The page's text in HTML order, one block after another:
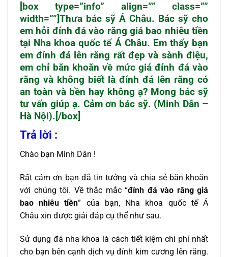
[box type=”info” align=”” class=””
width=””]Thưa bác sỹ Á Châu. Bác sỹ cho
em hỏi đính đá vào răng giá bao nhiêu tiền
tại Nha khoa quốc tế Á Châu. Em thấy bạn
em đính đá lên răng rất đẹp và sành điệu,
em chỉ băn khoăn về mức giá đính đá vào
răng và không biết là đính đá lên răng có
an toàn và bền hay không ạ? Mong bác sỹ
tư vấn giúp ạ. Cảm ơn bác sỹ. (Minh Dân –
Hà Nội).[/box]
Trả lời :
Chào bạn Minh Dân !
Rất cảm ơn bạn đã tin tưởng và chia sẻ băn khoăn
với chúng tôi. Về thắc mắc “đính đá vào răng giá
bao nhiêu tiền” của bạn, Nha khoa quốc tế Á
Châu xin được giải đáp cụ thể như sau.
Sử dụng đá nha khoa là cách tiết kiệm chi phí nhất
cho bạn bên cạnh dịch vụ đính kim cương lên răng.